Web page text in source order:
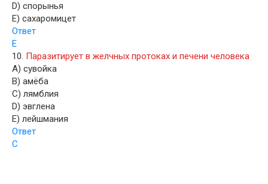
D) спорынья
E) сахаромицет
Ответ
E
10. Паразитирует в желчных протоках и печени человека
A) сувойка
B) амёба
C) лямблия
D) эвглена
E) лейшмания
Ответ
С